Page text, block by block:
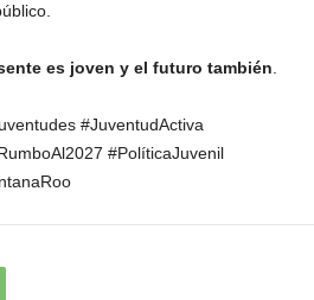
es joven y el futuro también.
#JuventudActiva
#PolíticaJuvenil